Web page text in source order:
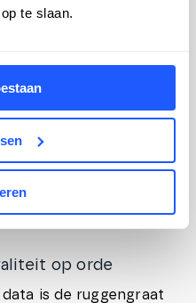
te slaan.
op orde
is de ruggengraat